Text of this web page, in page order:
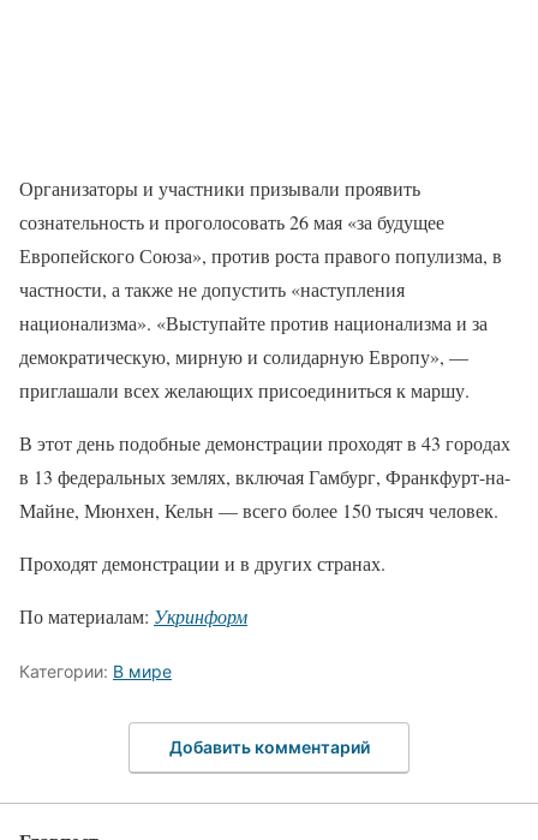
Организаторы и участники призывали проявить
сознательность и проголосовать 26 мая «за будущее
Европейского Союза», против роста правого популизма, в
частности, а также не допустить «наступления
национализма». «Выступайте против национализма и за
демократическую, мирную и солидарную Европу», —
приглашали всех желающих присоединиться к маршу.
В этот день подобные демонстрации проходят в 43 городах
в 13 федеральных землях, включая Гамбург, Франкфурт-на-
Майне, Мюнхен, Кельн — всего более 150 тысяч человек.
Проходят демонстрации и в других странах.
По материалам: Укринформ
Категории: В мире
Добавить комментарий